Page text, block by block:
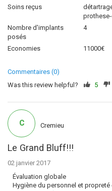
Soins reçus
Nombre d'implants
posés
4
Economies 11000€
Commentaires (0)
Was this review helpful?
5
Le Grand Bluff!!!
02 janvier 2017
Évaluation globale
Hygiène du personnel et propreté
C Cremieu